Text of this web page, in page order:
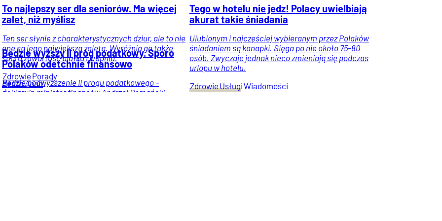
To najlepszy ser dla seniorów. Ma więcej
zalet, niż myślisz
Ten ser słynie z charakterystycznych dziur, ale to nie
one są jego największą zaletą. Wyróżnia go także
spora zawartość białka i wapnia.
Zdrowie Porady
Beata Anna
Święcicka
Tego w hotelu nie jedz! Polacy uwielbiają
akurat takie śniadania
Ulubionym i najczęściej wybieranym przez Polaków
śniadaniem są kanapki. Sięga po nie około 75–80
osób. Zwyczaje jednak nieco zmieniają się podczas
urlopu w hotelu.
ZdrowieUsługiWiadomości
Będzie wyższy II próg podatkowy. Sporo
Polaków odetchnie finansowo
Będzie podwyższenie II progu podatkowego –
deklaruje minister finansów Andrzej Domański –